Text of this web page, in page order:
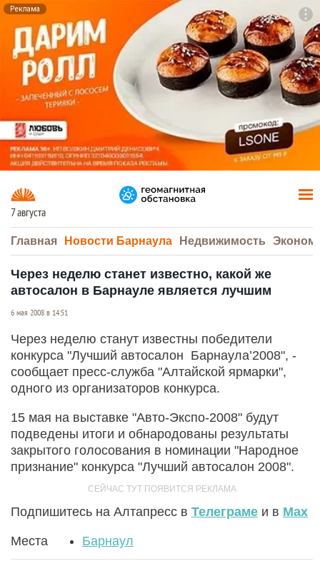
Реклама
7 августа
Главная Новости Барнаула Недвижимость
Через неделю станет известно, какой же
автосалон в Барнауле является лучшим
6 мая 2008 в 14:51
Через неделю станут известны победители
конкурса "Лучший автосалон Барнаула’2008", -
сообщает пресс-служба "Алтайской ярмарки",
одного из организаторов конкурса.
15 мая на выставке "Авто-Экспо-2008" будут
подведены итоги и обнародованы результаты
закрытого голосования в номинации "Народное
признание" конкурса "Лучший автосалон 2008".
Подпишитесь на Алтапресс в Телеграме и в Max
Места Барнаул